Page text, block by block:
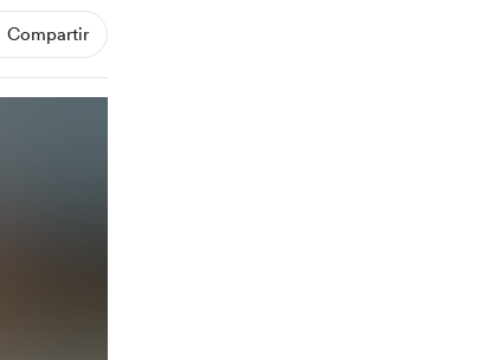
Compartir